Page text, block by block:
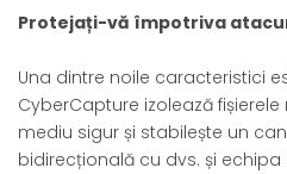
Protejați-vă împotriva
Una dintre noile caracteristici
CyberCapture izolează
mediu sigur și stabilește un
bidirecțională cu dvs. și echipa